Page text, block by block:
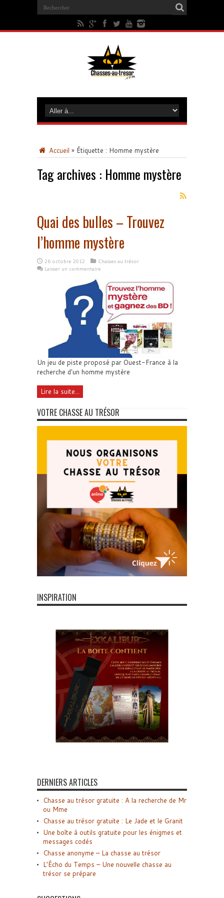
Accueil » Étiquette : Homme mystère
Tag archives : Homme mystère
Quai des bulles – Trouvez
l’homme mystère
26 octobre 2012
Chasses au trésor
Laisser un commentaire
Un jeu de piste proposé par Ouest-France à la
recherche d'un homme mystère
Lire la suite...
VOTRE CHASSE AU TRÉSOR
INSPIRATION
DERNIERS ARTICLES
Chasse au trésor gratuite : A la recherche de Mr
ou Mme
Chasse au trésor gratuite : Le Jade et le Granit
Une boîte à outils gratuite pour les énigmes et
messages codés
Chasse anonyme – La chasse au trésor
L’Écho du Temps – Une nouvelle chasse au
trésor se prépare